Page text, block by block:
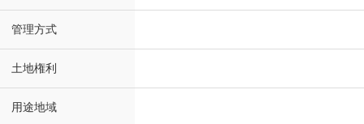
管理方式
土地権利
用途地域